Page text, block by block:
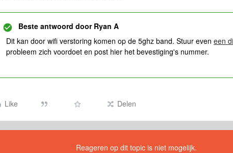
Beste antwoord doorRyan A
Dit kan door wifi verstoring komen op de 5ghz band. Stuur even een
probleem zich voordoet en post hier het bevestiging's nummer.
Like Delen
Reageren op dit topic is niet mogelijk.